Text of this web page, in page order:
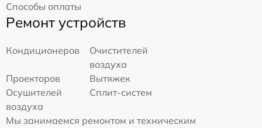
Способы оплаты
Ремонт устройств
Кондиционеров
Очистителей
воздуха
Проекторов
Вытяжек
Осушителей
воздуха
Сплит-систем
Мы занимаемся ремонтом и техническим